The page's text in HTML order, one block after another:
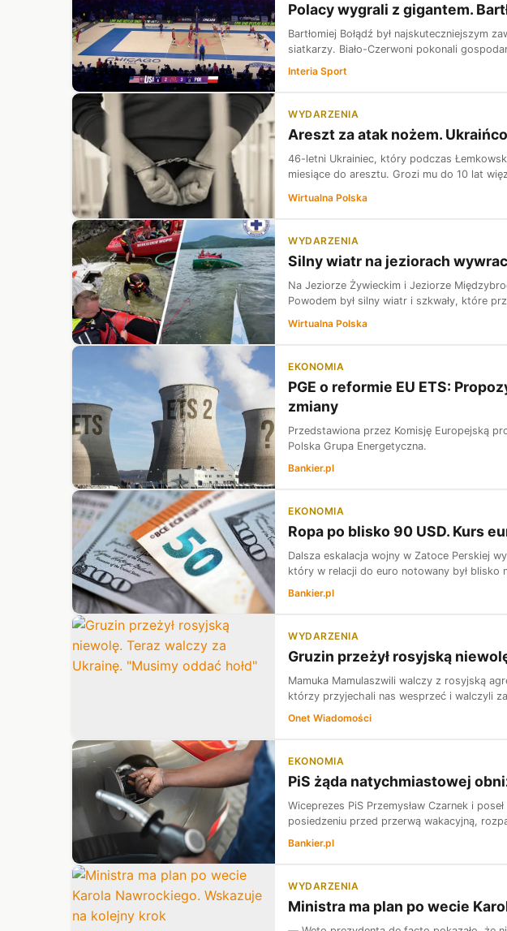
Polacy wygrali z gigantem.
Bartłomiej Bołądź był najskuteczniejszym
siatkarzy. Biało-Czerwoni pokonali
Interia Sport
WYDARZENIA
Areszt za atak nożem.
46-letni Ukrainiec, który podczas
miesiące do aresztu. Grozi mu do 10 lat
Wirtualna Polska
WYDARZENIA
Silny wiatr na jeziorach
Na Jeziorze Żywieckim i Jeziorze
Powodem był silny wiatr i szkwały, które
Wirtualna Polska
EKONOMIA
PGE o reformie EU ETS:
zmiany
Przedstawiona przez Komisję Europejską
Polska Grupa Energetyczna.
Bankier.pl
EKONOMIA
Ropa po blisko 90 USD. Kurs
Dalsza eskalacja wojny w Zatoce Perskiej
który w relacji do euro notowany był blisko
Bankier.pl
WYDARZENIA
Gruzin przeżył rosyjską
Mamuka Mamulaszwili walczy z rosyjską
którzy przyjechali nas wesprzeć i walczyli
Onet Wiadomości
EKONOMIA
PiS żąda natychmiastowej
Wiceprezes PiS Przemysław Czarnek i
posiedzeniu przed przerwą wakacyjną,
Bankier.pl
WYDARZENIA
Ministra ma plan po wecie